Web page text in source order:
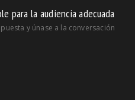
para la audiencia adecuada
y únase a la conversación